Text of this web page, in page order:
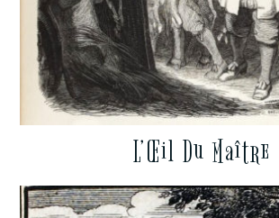
L’Œil Du Maître